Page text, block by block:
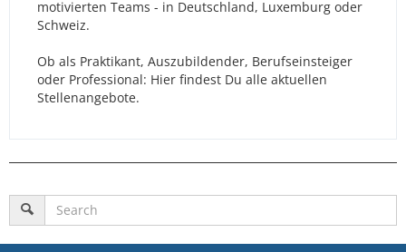
motivierten Teams - in Deutschland, Luxemburg oder
Schweiz.
Ob als Praktikant, Auszubildender, Berufseinsteiger
oder Professional: Hier findest Du alle aktuellen
Stellenangebote.